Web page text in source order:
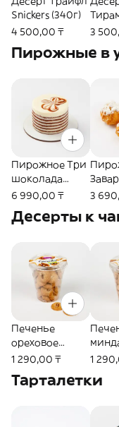
Snickers (340г)
4 500,00 ₸
(260г)
3
Пирожные в
Пирожное Три
шоколада
(390г)
6 990,00 ₸
3
Десерты к
Печенье
ореховое
Дакуаз (90г)
1 290,00 ₸ 1
Тарталетки